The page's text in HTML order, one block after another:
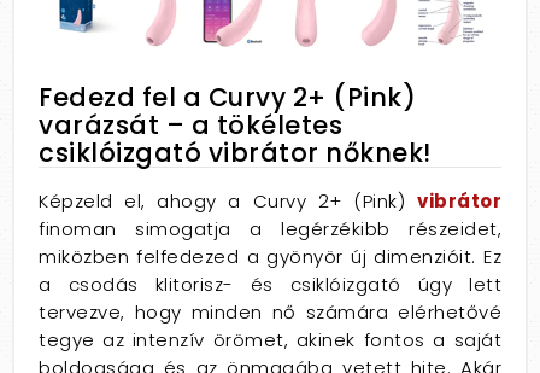
Fedezd fel a Curvy 2+ (Pink)
varázsát – a tökéletes
csiklóizgató vibrátor nőknek!
Képzeld el, ahogy a Curvy 2+ (Pink) vibrátor
finoman simogatja a legérzékibb részeidet,
miközben felfedezed a gyönyör új dimenzióit. Ez
a csodás klitorisz- és csiklóizgató úgy lett
tervezve, hogy minden nő számára elérhetővé
tegye az intenzív örömet, akinek fontos a saját
boldogsága és az önmagába vetett hite. Akár